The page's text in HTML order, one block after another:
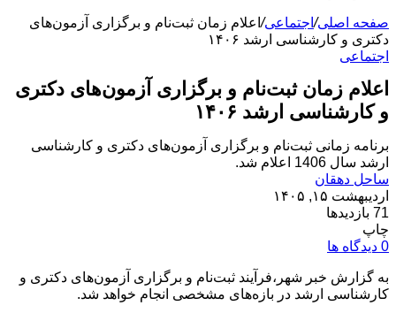
صفحه اصلی/اجتماعی/اعلام زمان ثبت‌نام و برگزاری آزمون‌های
دکتری و کارشناسی ارشد ۱۴۰۶
اجتماعی
اعلام زمان ثبت‌نام و برگزاری آزمون‌های دکتری
و کارشناسی ارشد ۱۴۰۶
برنامه زمانی ثبت‌نام و برگزاری آزمون‌های دکتری و کارشناسی
ارشد سال 1406 اعلام شد.
ساحل دهقان
اردیبهشت ۱۵, ۱۴۰۵
71 بازدیدها
چاپ
0 دیدگاه ها
به گزارش خبر شهر،فرآیند ثبت‌نام و برگزاری آزمون‌های دکتری و
کارشناسی ارشد در بازه‌های مشخصی انجام خواهد شد.